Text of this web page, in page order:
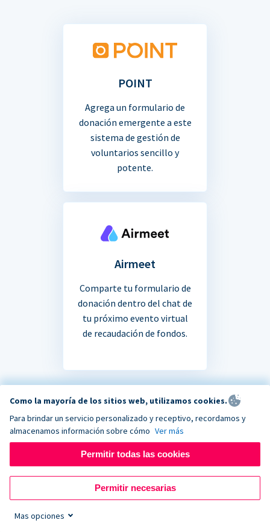
POINT
Agrega un formulario de
donación emergente a este
sistema de gestión de
voluntarios sencillo y
potente.
Airmeet
Comparte tu formulario de
donación dentro del chat de
tu próximo evento virtual
de recaudación de fondos.
¿No estás seguro si tu
aplicación favorita se
integra?
Como la mayoría de los sitios web, utilizamos cookies.
Para brindar un servicio personalizado y receptivo, recordamos y
almacenamos información sobre cómo Ver más
Permitir todas las cookies
Permitir necesarias
Mas opciones